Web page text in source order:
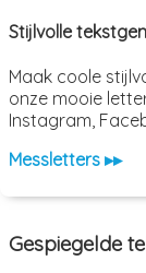
Stijlvolle
Maak coole
onze mooie
Instagram,
Messletters ▸▸
Gespiegelde